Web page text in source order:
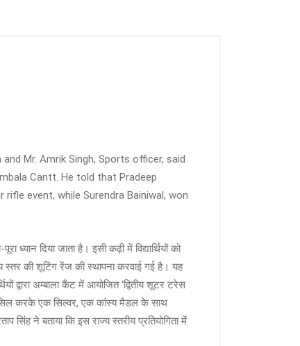
Mr. Amrik Singh, Sports officer, said
Cantt. He told that Pradeep
event, while Surendra Bainiwal, won
ध्यान दिया जाता है। इसी कढ़ी में विद्यार्थियों को
स्तर की शूटिंग रेंज की स्थापना करवाई गई है। यह
द्वारा अम्बाला कैंट में आयोजित ‘द्वितीय शूटर टरेस
करके एक सिल्वर, एक कांस्य मैडल के साथ
ने बताया कि इस राज्य स्तरीय प्रतियोगिता में